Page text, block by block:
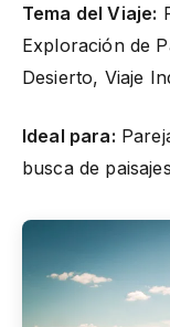
Tema del Viaje:
Exploración de
Desierto, Viaje
Ideal para:
busca de